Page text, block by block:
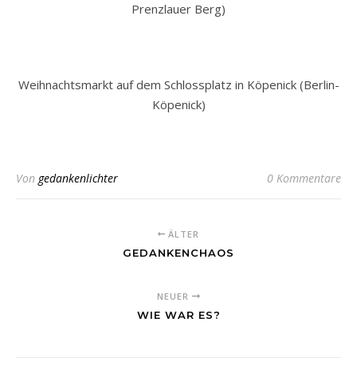
Prenzlauer Berg)
Weihnachtsmarkt auf dem Schlossplatz in Köpenick (Berlin-
Köpenick)
Von gedankenlichter 0 Kommentare
ÄLTER
GEDANKENCHAOS
NEUER
WIE WAR ES?